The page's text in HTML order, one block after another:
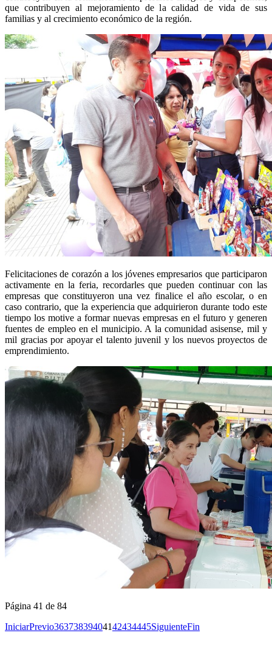
que contribuyen al mejoramiento de la calidad de vida de sus
familias y al crecimiento económico de la región.
Felicitaciones de corazón a los jóvenes empresarios que participaron
activamente en la feria, recordarles que pueden continuar con las
empresas que constituyeron una vez finalice el año escolar, o en
caso contrario, que la experiencia que adquirieron durante todo este
tiempo los motive a formar nuevas empresas en el futuro y generen
fuentes de empleo en el municipio. A la comunidad asisense, mil y
mil gracias por apoyar el talento juvenil y los nuevos proyectos de
emprendimiento.
Página 41 de 84
IniciarPrevio36373839404142434445SiguienteFin